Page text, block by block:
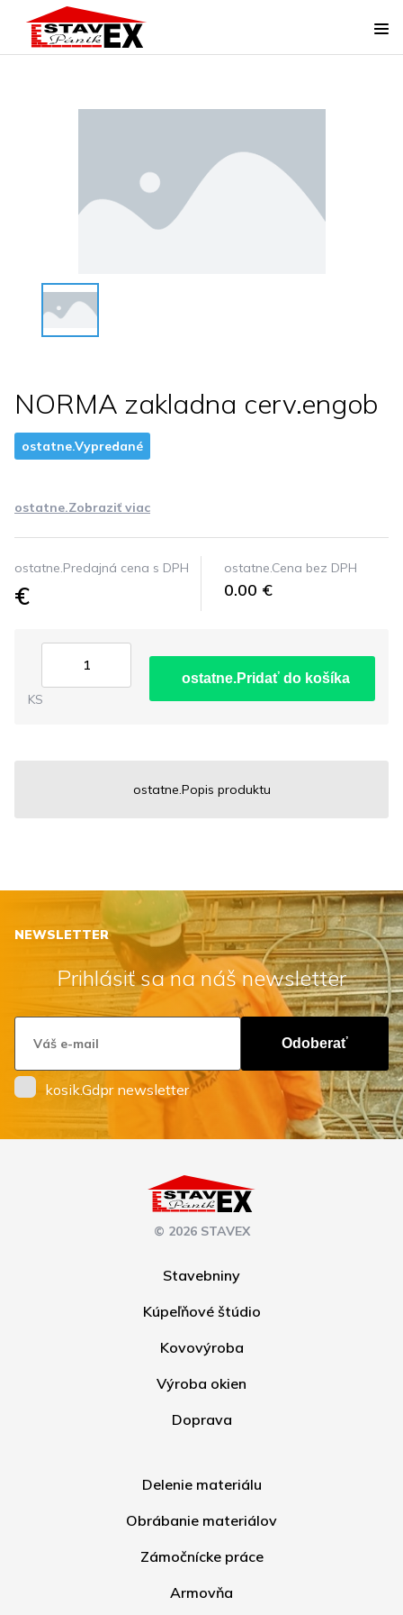
NORMA zakladna cerv.engob
ostatne.Vypredané
ostatne.Zobraziť viac
ostatne.Predajná cena s DPH
€
ostatne.Cena bez DPH
0.00 €
KS
ostatne.Pridať do košíka
ostatne.Popis produktu
NEWSLETTER
Prihlásiť sa na náš newsletter
Odoberať
kosik.Gdpr newsletter
© 2026 STAVEX
Stavebniny
Kúpeľňové štúdio
Kovovýroba
Výroba okien
Doprava
Delenie materiálu
Obrábanie materiálov
Zámočnícke práce
Armovňa